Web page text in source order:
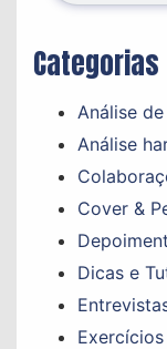
Categorias
Análise
Análise
Cover &
Dicas e